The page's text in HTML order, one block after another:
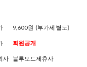
9,600원 (부가세 별도)
회원공개
사 블루모드제휴사